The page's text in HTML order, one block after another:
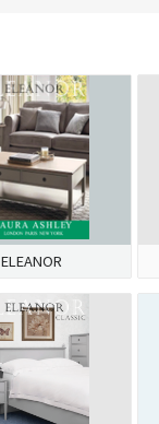
ELEANOR